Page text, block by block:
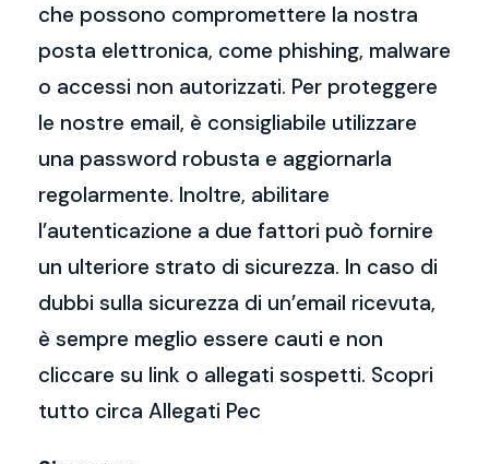
che possono compromettere la nostra
posta elettronica, come phishing, malware
o accessi non autorizzati. Per proteggere
le nostre email, è consigliabile utilizzare
una password robusta e aggiornarla
regolarmente. Inoltre, abilitare
l’autenticazione a due fattori può fornire
un ulteriore strato di sicurezza. In caso di
dubbi sulla sicurezza di un’email ricevuta,
è sempre meglio essere cauti e non
cliccare su link o allegati sospetti. Scopri
tutto circa Allegati Pec